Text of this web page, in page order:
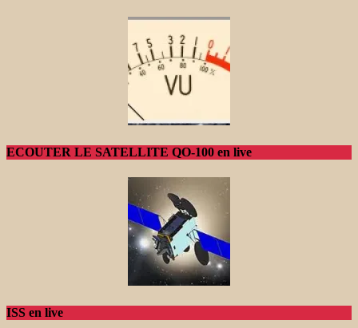
ECOUTER LE SATELLITE QO-100 en live
ISS en live